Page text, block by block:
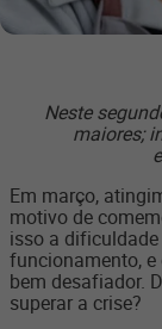
Neste
maiores;
Em março,
motivo de
isso a dificuldade
funcionamento,
bem desafiador.
superar a crise?